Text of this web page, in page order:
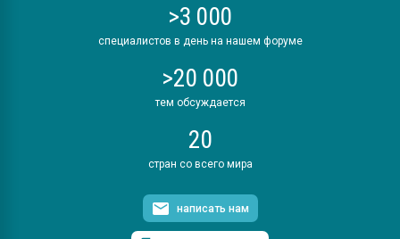
>3 000
специалистов в день на нашем форуме
>20 000
тем обсуждается
20
стран со всего мира
написать нам